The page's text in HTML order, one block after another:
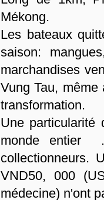
Mékong.
Les bateaux
saison:
marchandises
Vung Tau,
transformation.
Une particularité
monde entier
collectionneurs.
VND50, 000
médecine) n'ont